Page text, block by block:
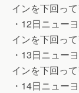
インを下回って
・12日ニュー
インを下回って
・13日ニュー
インを下回って
・14日ニュー